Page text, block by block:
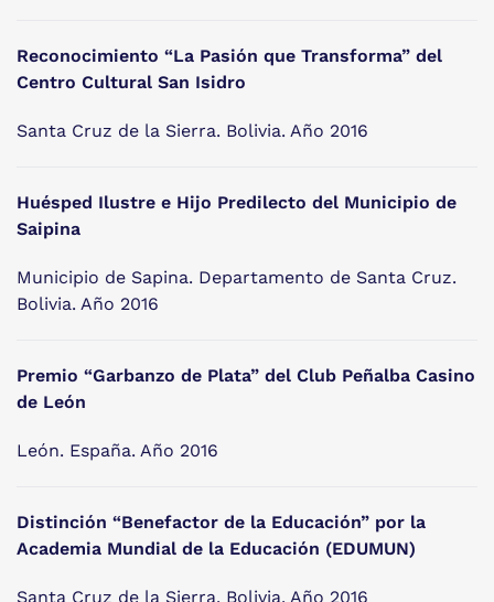
Reconocimiento “La Pasión que Transforma” del
Centro Cultural San Isidro
Santa Cruz de la Sierra. Bolivia. Año 2016
Huésped Ilustre e Hijo Predilecto del Municipio de
Saipina
Municipio de Sapina. Departamento de Santa Cruz.
Bolivia. Año 2016
Premio “Garbanzo de Plata” del Club Peñalba Casino
de León
León. España. Año 2016
Distinción “Benefactor de la Educación” por la
Academia Mundial de la Educación (EDUMUN)
Santa Cruz de la Sierra. Bolivia. Año 2016